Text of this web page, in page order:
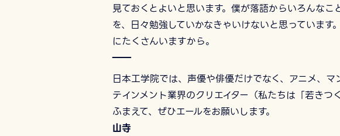
見ておくとよいと思います。僕が落語からいろんな
を、日々勉強していかなきゃいけないと思っていま
にたくさんいますから。
――
日本工学院では、声優や俳優だけでなく、アニメ、
テインメント業界のクリエイター（私たちは「若き
ふまえて、ぜひエールをお願いします。
山寺